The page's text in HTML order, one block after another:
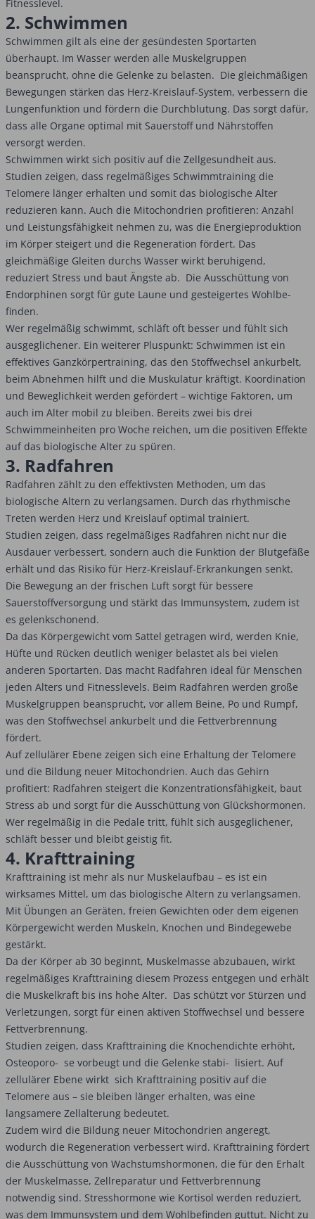
Fitnesslevel.
2. Schwimmen
Schwimmen gilt als eine der gesündesten Sportarten
überhaupt. Im Wasser werden alle Muskelgruppen
beansprucht, ohne die Gelenke zu belasten. Die gleichmäßigen
Bewegungen stärken das Herz-Kreislauf-System, verbessern die
Lungenfunktion und fördern die Durchblutung. Das sorgt dafür,
dass alle Organe optimal mit Sauerstoff und Nährstoffen
versorgt werden.
Schwimmen wirkt sich positiv auf die Zellgesundheit aus.
Studien zeigen, dass regelmäßiges Schwimmtraining die
Telomere länger erhalten und somit das biologische Alter
reduzieren kann. Auch die Mitochondrien profitieren: Anzahl
und Leistungsfähigkeit nehmen zu, was die Energieproduktion
im Körper steigert und die Regeneration fördert. Das
gleichmäßige Gleiten durchs Wasser wirkt beruhigend,
reduziert Stress und baut Ängste ab. Die Ausschüttung von
Endorphinen sorgt für gute Laune und gesteigertes Wohlbe­
finden.
Wer regelmäßig schwimmt, schläft oft besser und fühlt sich
ausgeglichener. Ein weiterer Pluspunkt: Schwimmen ist ein
effektives Ganzkörpertraining, das den Stoffwechsel ankurbelt,
beim Abnehmen hilft und die Muskulatur kräftigt. Koordination
und Beweglichkeit werden gefördert – wichtige Faktoren, um
auch im Alter mobil zu bleiben. Bereits zwei bis drei
Schwimmeinheiten pro Woche reichen, um die positiven Effekte
auf das biologische Alter zu spüren.
3. Radfahren
Radfahren zählt zu den effektivsten Methoden, um das
biologische Altern zu verlangsamen. Durch das rhythmische
Treten werden Herz und Kreislauf optimal trainiert.
Studien zeigen, dass regelmäßiges Radfahren nicht nur die
Ausdauer verbessert, sondern auch die Funktion der Blutgefäße
erhält und das Risiko für Herz-Kreislauf-Erkrankungen senkt.
Die Bewegung an der frischen Luft sorgt für bessere
Sauerstoffversorgung und stärkt das Immunsystem, zudem ist
es gelenkschonend.
Da das Körpergewicht vom Sattel getragen wird, werden Knie,
Hüfte und Rücken deutlich weniger belastet als bei vielen
anderen Sportarten. Das macht Radfahren ideal für Menschen
jeden Alters und Fitnesslevels. Beim Radfahren werden große
Muskelgruppen beansprucht, vor allem Beine, Po und Rumpf,
was den Stoffwechsel ankurbelt und die Fettverbrennung
fördert.
Auf zellulärer Ebene zeigen sich eine Erhaltung der Telomere
und die Bildung neuer Mitochondrien. Auch das Gehirn
profitiert: Radfahren steigert die Konzentrationsfähigkeit, baut
Stress ab und sorgt für die Ausschüttung von Glückshormonen.
Wer regelmäßig in die Pedale tritt, fühlt sich ausgeglichener,
schläft besser und bleibt geistig fit.
4. Krafttraining
Krafttraining ist mehr als nur Muskelaufbau – es ist ein
wirksames Mittel, um das biologische Altern zu verlangsamen.
Mit Übungen an Geräten, freien Gewichten oder dem eigenen
Körpergewicht werden Muskeln, Knochen und Bindegewebe
gestärkt.
Da der Körper ab 30 beginnt, Muskelmasse abzubauen, wirkt
regelmäßiges Krafttraining diesem Prozess entgegen und erhält
die Muskelkraft bis ins hohe Alter. Das schützt vor Stürzen und
Ver­letzungen, sorgt für einen aktiven Stoffwechsel und bessere
Fettverbrennung.
Studien zeigen, dass Krafttraining die Knochendichte erhöht,
Osteoporo- se vorbeugt und die Gelenke stabi- lisiert. Auf
zellulärer Ebene wirkt sich Krafttraining positiv auf die
Telomere aus – sie bleiben länger erhalten, was eine
langsamere Zellalterung bedeutet.
Zudem wird die Bildung neuer Mitochondrien angeregt,
wodurch die Regeneration verbessert wird. Krafttraining fördert
die Ausschüttung von Wachstumshormonen, die für den Erhalt
der Muskelmasse, Zellreparatur und Fettverbrennung
notwendig sind. Stresshormone wie Kortisol werden reduziert,
was dem Immunsystem und dem Wohlbefinden guttut. Nicht zu